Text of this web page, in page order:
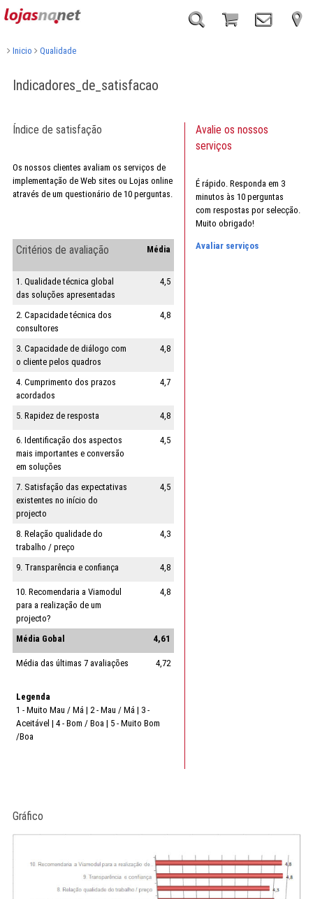
Inicio Qualidade
Indicadores_de_satisfacao
Índice de satisfação
Os nossos clientes avaliam os serviços de
implementação de Web sites ou Lojas online
através de um questionário de 10 perguntas.
Avalie os nossos
serviços
É rápido. Responda em 3
minutos às 10 perguntas
com respostas por selecção.
Muito obrigado!
Avaliar serviços
Critérios de avaliação Média
1. Qualidade técnica global
das soluções apresentadas
4,5
2. Capacidade técnica dos
consultores
4,8
3. Capacidade de diálogo com
o cliente pelos quadros
4,8
4. Cumprimento dos prazos
acordados
4,7
5. Rapidez de resposta 4,8
6. Identificação dos aspectos
mais importantes e conversão
em soluções
4,5
7. Satisfação das expectativas
existentes no início do
projecto
4,5
8. Relação qualidade do
trabalho / preço
4,3
9. Transparência e confiança 4,8
10. Recomendaria a Viamodul
para a realização de um
projecto?
4,8
Média Gobal 4,61
Média das últimas 7 avaliações 4,72
Legenda
1 - Muito Mau / Má | 2 - Mau / Má | 3 -
Aceitável | 4 - Bom / Boa | 5 - Muito Bom
/Boa
Gráfico